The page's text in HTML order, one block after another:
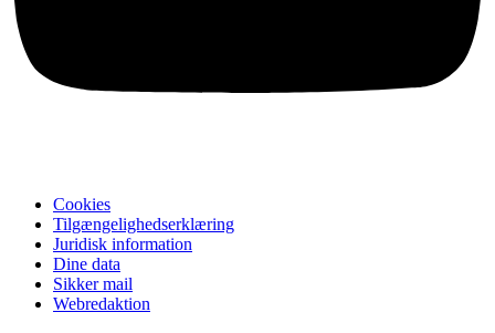
Cookies
Tilgængelighedserklæring
Juridisk information
Dine data
Sikker mail
Webredaktion